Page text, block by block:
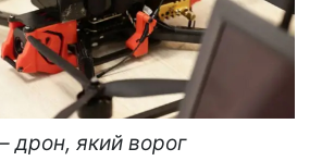
дрон, який ворог